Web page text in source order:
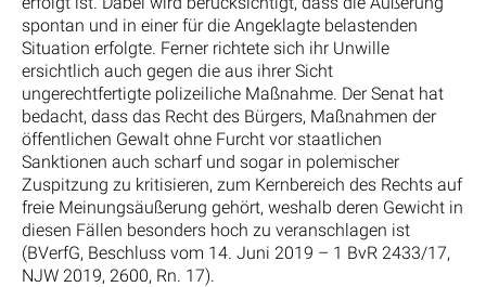
spontan und in einer für die Angeklagte belastenden
Situation erfolgte. Ferner richtete sich ihr Unwille
ersichtlich auch gegen die aus ihrer Sicht
ungerechtfertigte polizeiliche Maßnahme. Der Senat hat
bedacht, dass das Recht des Bürgers, Maßnahmen der
öffentlichen Gewalt ohne Furcht vor staatlichen
Sanktionen auch scharf und sogar in polemischer
Zuspitzung zu kritisieren, zum Kernbereich des Rechts auf
freie Meinungsäußerung gehört, weshalb deren Gewicht in
diesen Fällen besonders hoch zu veranschlagen ist
(BVerfG, Beschluss vom 14. Juni 2019 – 1 BvR 2433/17,
NJW 2019, 2600, Rn. 17).